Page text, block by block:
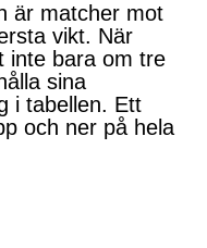
är matcher mot
vikt. När
inte bara om tre
sina
i tabellen. Ett
och ner på hela